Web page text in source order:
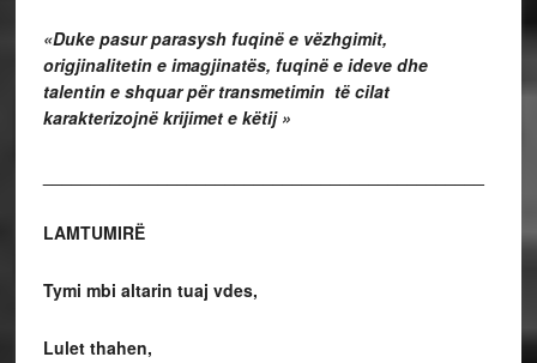
«Duke pasur parasysh fuqinë e vëzhgimit,
origjinalitetin e imagjinatës, fuqinë e ideve dhe
talentin e shquar për transmetimin të cilat
karakterizojnë krijimet e këtij »
LAMTUMIRË
Tymi mbi altarin tuaj vdes,
Lulet thahen,